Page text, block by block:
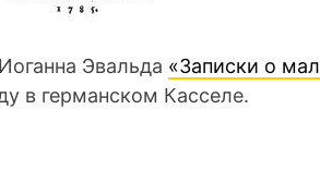
Эвальда «Записки о
в германском Касселе.